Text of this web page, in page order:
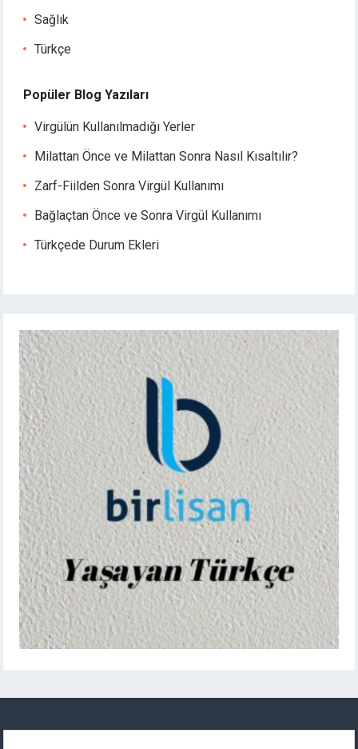
Sağlık
Türkçe
Popüler Blog Yazıları
Virgülün Kullanılmadığı Yerler
Milattan Önce ve Milattan Sonra Nasıl Kısaltılır?
Zarf-Fiilden Sonra Virgül Kullanımı
Bağlaçtan Önce ve Sonra Virgül Kullanımı
Türkçede Durum Ekleri